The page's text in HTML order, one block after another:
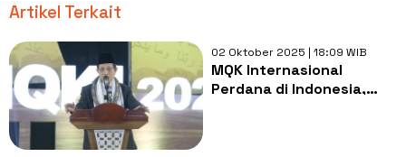
Artikel Terkait
02 Oktober 2025 | 18:09 WIB
MQK Internasional
Perdana di Indonesia,